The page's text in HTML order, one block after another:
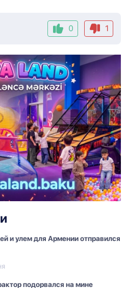
0 1
и улем для Армении отправился
подорвался на мине